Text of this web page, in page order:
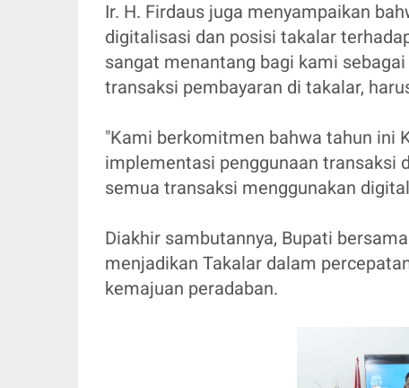
Ir. H. Firdaus juga menyampaikan
digitalisasi dan posisi takalar
sangat menantang bagi kami
transaksi pembayaran di takalar,
"Kami berkomitmen bahwa tahun ini
implementasi penggunaan transaksi
semua transaksi menggunakan
Diakhir sambutannya, Bupati
menjadikan Takalar dalam
kemajuan peradaban.